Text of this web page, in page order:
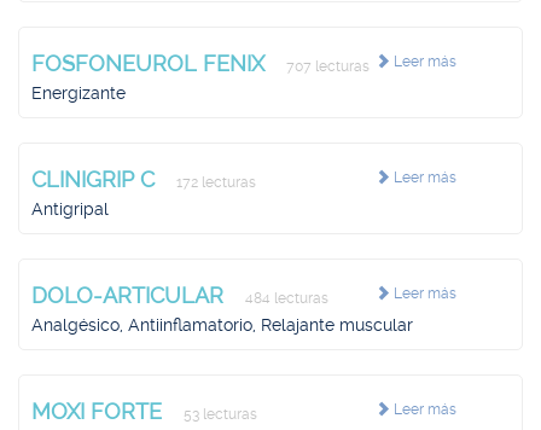
Leer más
FOSFONEUROL FENIX 707 lecturas
Energizante
Leer más
CLINIGRIP C 172 lecturas
Antigripal
Leer más
DOLO-ARTICULAR 484 lecturas
Analgésico, Antiinflamatorio, Relajante muscular
Leer más
MOXI FORTE 53 lecturas